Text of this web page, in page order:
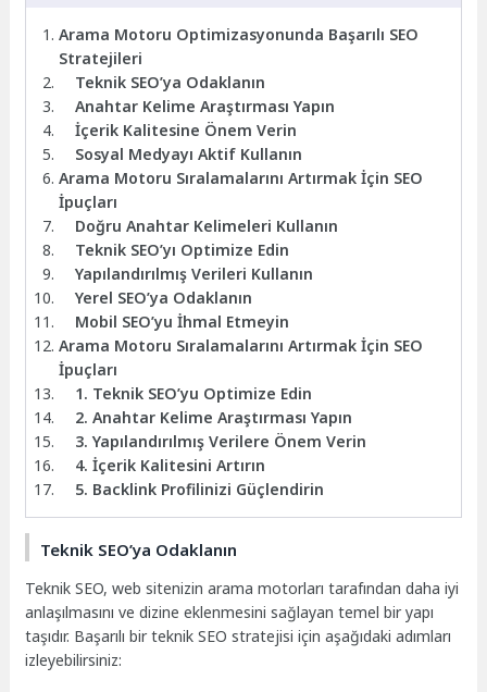
Arama Motoru Optimizasyonunda Başarılı SEO
Stratejileri
Teknik SEO’ya Odaklanın
Anahtar Kelime Araştırması Yapın
İçerik Kalitesine Önem Verin
Sosyal Medyayı Aktif Kullanın
Arama Motoru Sıralamalarını Artırmak İçin SEO
İpuçları
Doğru Anahtar Kelimeleri Kullanın
Teknik SEO’yı Optimize Edin
Yapılandırılmış Verileri Kullanın
Yerel SEO’ya Odaklanın
Mobil SEO’yu İhmal Etmeyin
Arama Motoru Sıralamalarını Artırmak İçin SEO
İpuçları
1. Teknik SEO’yu Optimize Edin
2. Anahtar Kelime Araştırması Yapın
3. Yapılandırılmış Verilere Önem Verin
4. İçerik Kalitesini Artırın
5. Backlink Profilinizi Güçlendirin
Teknik SEO’ya Odaklanın
Teknik SEO, web sitenizin arama motorları tarafından daha iyi
anlaşılmasını ve dizine eklenmesini sağlayan temel bir yapı
taşıdır. Başarılı bir teknik SEO stratejisi için aşağıdaki adımları
izleyebilirsiniz: